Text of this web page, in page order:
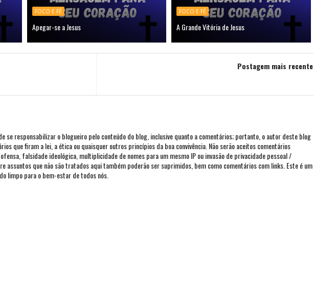
FOCO E FÉ
Apegar-se a Jesus
FOCO E FÉ
A Grande Vitória de Jesus
Postagem mais recente
se responsabilizar o blogueiro pelo conteúdo do blog, inclusive quanto a comentários; portanto, o autor deste blog
que firam a lei, a ética ou quaisquer outros princípios da boa convivência. Não serão aceitos comentários
falsidade ideológica, multiplicidade de nomes para um mesmo IP ou invasão de privacidade pessoal /
assuntos que não são tratados aqui também poderão ser suprimidos, bem como comentários com links. Este é um
limpo para o bem-estar de todos nós.